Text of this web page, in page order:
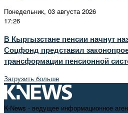
Понедельник, 03 августа 2026
17:26
В Кыргызстане пенсии начнут
Соцфонд представил
трансформации пенсионной
Загрузить больше
K-News - ведущее информационное